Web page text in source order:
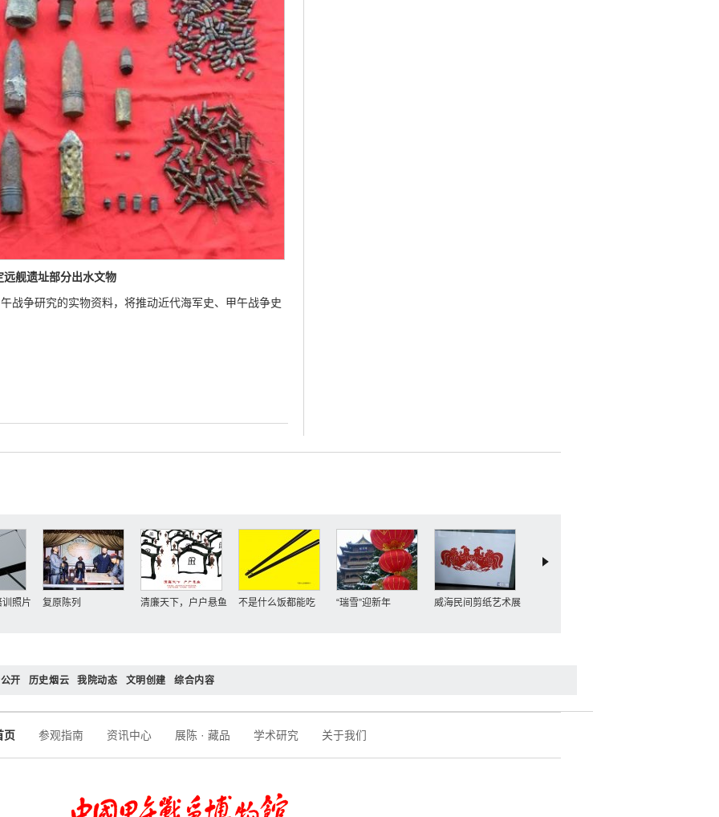
远舰遗址部分出水文物
战争研究的实物资料，将推动近代海军史、甲午战争史
照片 复原陈列 清廉天下，户户悬鱼 不是什么饭都能吃 “瑞雪”迎新年 威海民间剪纸艺术展
开 历史烟云 我院动态 文明创建 综合内容
页 参观指南 资讯中心 展陈 · 藏品 学术研究 关于我们